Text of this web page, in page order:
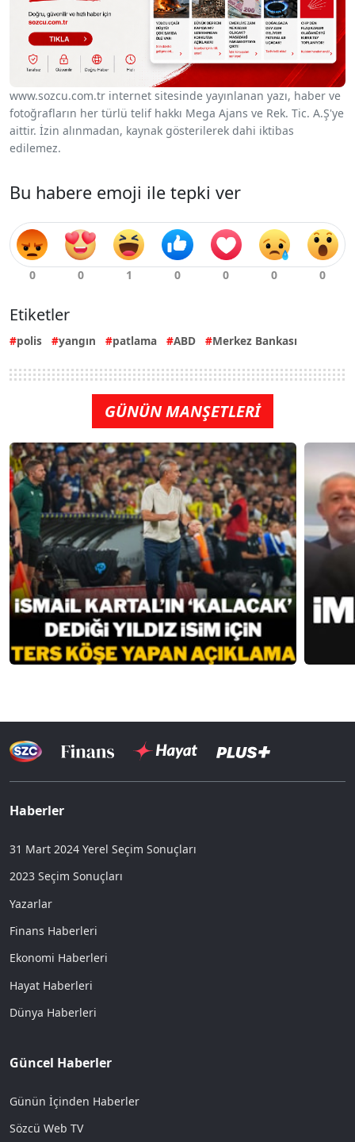
www.sozcu.com.tr internet sitesinde yayınlanan yazı, haber ve
fotoğrafların her türlü telif hakkı Mega Ajans ve Rek. Tic. A.Ş'ye
aittir. İzin alınmadan, kaynak gösterilerek dahi iktibas
edilemez.
Bu habere emoji ile tepki ver
Etiketler
polis yangın patlama ABD Merkez Bankası
GÜNÜN MANŞETLERİ
Haberler
31 Mart 2024 Yerel Seçim Sonuçları
2023 Seçim Sonuçları
Yazarlar
Finans Haberleri
Ekonomi Haberleri
Hayat Haberleri
Dünya Haberleri
Güncel Haberler
Günün İçinden Haberler
Sözcü Web TV